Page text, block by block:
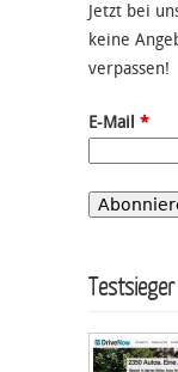
Jetzt bei
keine
verpassen!
E-Mail *
Testsieger